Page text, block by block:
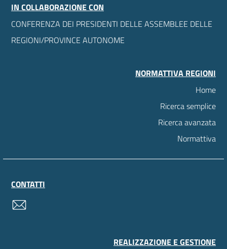
IN COLLABORAZIONE CON
CONFERENZA DEI PRESIDENTI DELLE ASSEMBLEE DELLE
REGIONI/PROVINCE AUTONOME
NORMATTIVA REGIONI
Home
Ricerca semplice
Ricerca avanzata
Normattiva
CONTATTI
REALIZZAZIONE E GESTIONE